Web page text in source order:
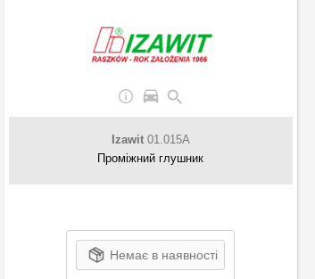
Izawit01.015A
Проміжний глушник
Немає в наявності